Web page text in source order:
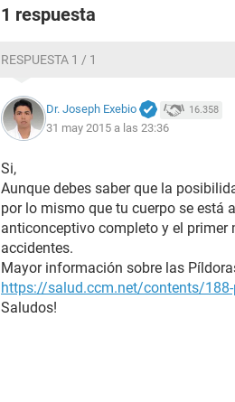
1 respuesta
RESPUESTA 1 / 1
Dr. Joseph Exebio 16.358
31 may 2015 a las 23:36
Si,
Aunque debes saber que la
por lo mismo que tu cuerpo se está
anticonceptivo completo y el primer
accidentes.
Mayor información sobre las
https://salud.ccm.net/contents/
Saludos!